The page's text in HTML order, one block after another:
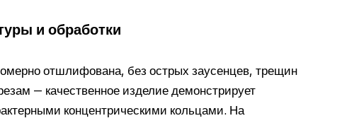
и обработки
отшлифована, без острых заусенцев, трещин
— качественное изделие демонстрирует
концентрическими кольцами. На